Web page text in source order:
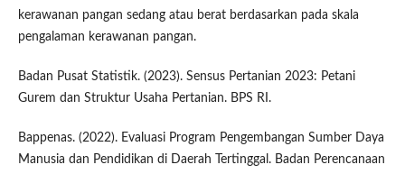
kerawanan pangan sedang atau berat berdasarkan pada skala
pengalaman kerawanan pangan.
Badan Pusat Statistik. (2023). Sensus Pertanian 2023: Petani
Gurem dan Struktur Usaha Pertanian. BPS RI.
Bappenas. (2022). Evaluasi Program Pengembangan Sumber Daya
Manusia dan Pendidikan di Daerah Tertinggal. Badan Perencanaan